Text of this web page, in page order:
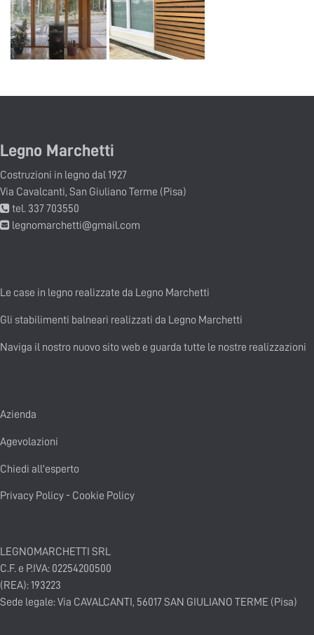
Legno Marchetti
Costruzioni in legno dal 1927
Via Cavalcanti, San Giuliano Terme (Pisa)
tel. 337 703550
legnomarchetti@gmail.com
Le case in legno realizzate da Legno Marchetti
Gli stabilimenti balneari realizzati da Legno Marchetti
Naviga il nostro nuovo sito web e guarda tutte le nostre realizzazioni
Azienda
Agevolazioni
Chiedi all'esperto
Privacy Policy - Cookie Policy
LEGNOMARCHETTI SRL
C.F. e P.IVA: 02254200500
(REA): 193223
Sede legale: Via CAVALCANTI, 56017 SAN GIULIANO TERME (Pisa)